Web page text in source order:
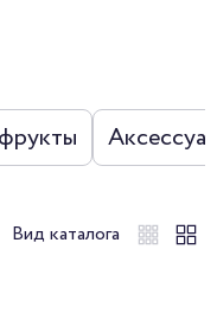
Аксессуары
цене ↑ По рейтингу
Вид каталога